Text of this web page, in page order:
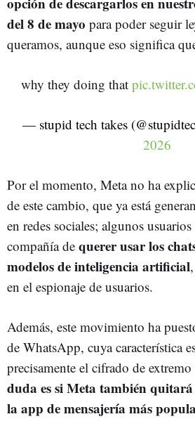
del 8 de mayo para poder seguir
queramos, aunque eso significa
why they doing that
— stupid tech takes
2026
Por el momento, Meta no ha
de este cambio, que ya está
en redes sociales; algunos
compañía de querer usar los
modelos de inteligencia artificial
en el espionaje de usuarios.
Además, este movimiento ha
de WhatsApp, cuya característica
precisamente el cifrado de
duda es si Meta también
la app de mensajería más